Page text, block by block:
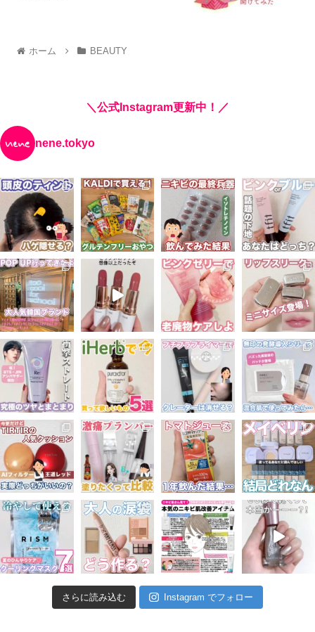
ホーム BEAUTY
＼公式Instagram更新中！／
nene.tokyo
さらに読み込む Instagram でフォロー